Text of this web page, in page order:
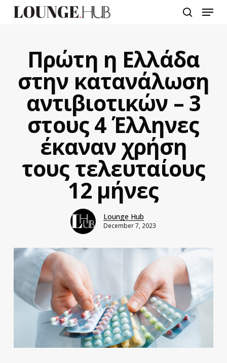
Menu
Πρώτη η Ελλάδα
στην κατανάλωση
αντιβιοτικών – 3
στους 4 Έλληνες
έκαναν χρήση
τους τελευταίους
12 μήνες
Lounge Hub
December 7, 2023